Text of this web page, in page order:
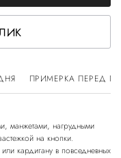
ПРИМЕРКА ПЕРЕД
манжетами, нагрудными
на кнопки.
кардигану в повседневных